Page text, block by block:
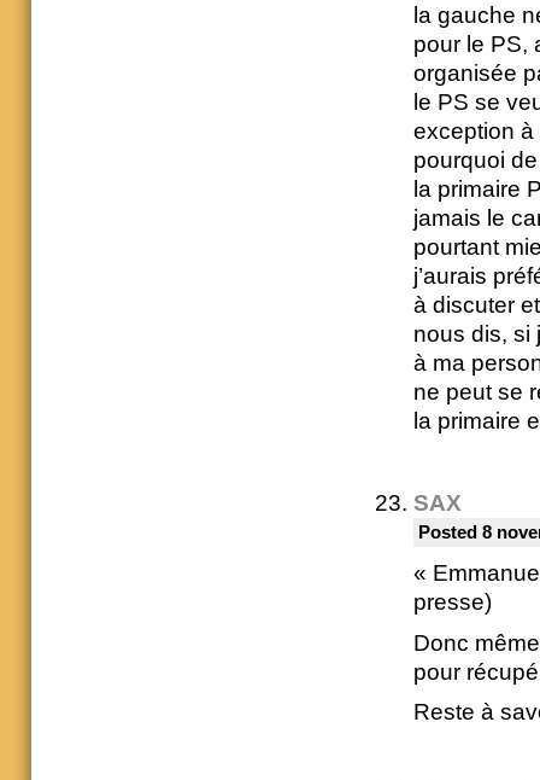
la gauche
pour le PS,
organisée
le PS se
exception à
pourquoi
la primaire
jamais le
pourtant
j’aurais
à discuter
nous dis, si
à ma
ne peut se
la primaire
SAX
Posted 8
«
presse)
Donc
pour
Reste à